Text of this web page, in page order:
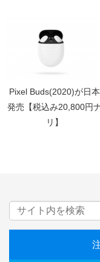
Pixel Buds(2020)が日本
発売【税込み20,800円
リ】